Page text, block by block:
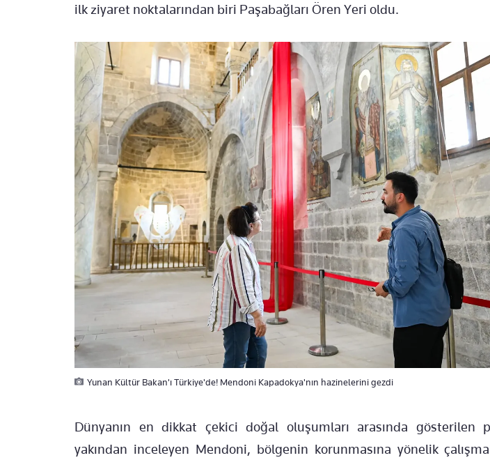
ilk ziyaret noktalarından biri Paşabağları Ören Yeri oldu.
Yunan Kültür Bakan'ı Türkiye'de! Mendoni Kapadokya'nın hazinelerini gezdi
Dünyanın en dikkat çekici doğal oluşumları arasında gösterilen
yakından inceleyen Mendoni, bölgenin korunmasına yönelik